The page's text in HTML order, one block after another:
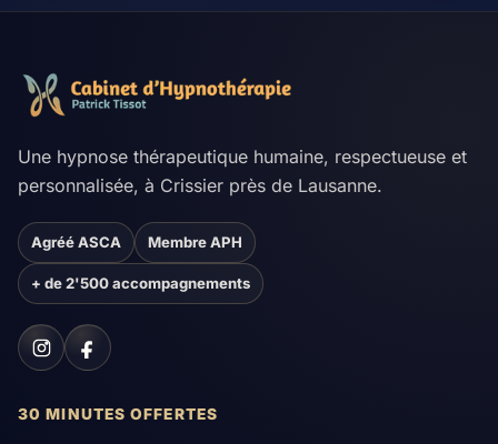
Une hypnose thérapeutique humaine, respectueuse et
personnalisée, à Crissier près de Lausanne.
Agréé ASCA Membre APH
+ de 2'500 accompagnements
30 MINUTES OFFERTES